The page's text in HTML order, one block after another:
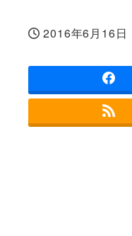
投稿日
2016年6月16日